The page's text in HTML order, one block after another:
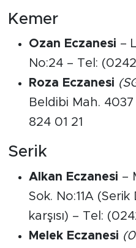
Kemer
Ozan Eczanesi –
No:24 – Tel:
Roza Eczanesi
Beldibi Mah.
824 01 21
Serik
Alkan Eczanesi –
Sok. No:11A
karşısı) – Tel:
Melek Eczanesi